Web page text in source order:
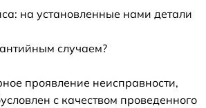
на установленные нами детали
случаем?
проявление неисправности,
с качеством проведенного